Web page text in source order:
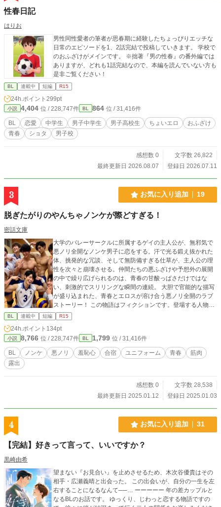
性春日記
はりお
男性同性愛者の筆者が思春期に経験したちょっぴりエッチな
日常のエピソードを1、2話完結で投稿していきます。 学校で
のおふざけがメインです。 ※拙著『男の性春』の番外編では
ありますが、どれも1話完結なので、本編を読んでいない方も
是非ご覧ください！
BL 連載中 短編 R15
24h.ポイント 299pt
小説 4,404 位 / 228,747件 BL 864 位 / 31,416件
BL 恋愛 中学生 男子中学生 男子高校生 ちょいエロ
おふざけ
青春
ショタ 男子校
感想数 0
文字数 26,822
最終更新日 2026.08.07
登録日 2026.07.11
3 お気に入り追加 19
脱ぎたがりのやんちゃノンケが際どすぎる！
密話文庫
大学のバレーサークルに所属するゲイの主人公が、無邪気で
悪ノリ全開なノンケ男子に恋をする。汗で光る鍛え抜かれた
体、挑発的な冗談、そして無防備すぎる仕草が、主人公の理
性を次々と崩壊させる。仲間たちの悪ふざけや予想外の展開
の中で繰り広げられるのは、青春の甘酸っぱさだけではな
い、刺激的でスリリングな瞬間の連続。 大胆で官能的な描写
が盛り込まれた、青春とエロスが溶け合う悪ノリ全開のラブ
ストーリー！ この物語はフィクションです。登場する人物、
団体、名称、設定などはすべて架空のものです。また、本作
は犯罪行為を助長したり、推奨したりする意図は一切ありま
せん。
BL 連載中 短編 R15
24h.ポイント 134pt
小説 8,766 位 / 228,747件 BL 1,799 位 / 31,416件
BL ノンケ 悪ノリ 羞恥心 合宿 ユニフォーム 青春
筋肉
露出
感想数 0
文字数 28,538
最終更新日 2025.01.12
登録日 2025.01.03
4 お気に入り追加 31
【完結】好きって言って、いいですか？
黒崎由希
望まない『お見合い』を止めさせるため、木次谷優貴はその
相手・広瀬義晴と出会った。 この出会いが、自分の一生を左
右することになるなんて──… ーーーーー 年の差カップルと
なるBLのお話です。 ゆっくり、じわっと恋する物語ですの